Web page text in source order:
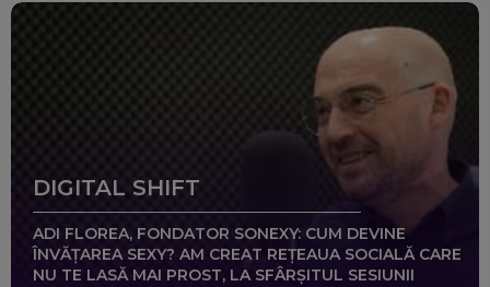
DIGITAL SHIFT
ADI FLOREA, FONDATOR SONEXY: CUM DEVINE
ÎNVĂȚAREA SEXY? AM CREAT REȚEAUA SOCIALĂ CARE
NU TE LASĂ MAI PROST, LA SFÂRȘITUL SESIUNII